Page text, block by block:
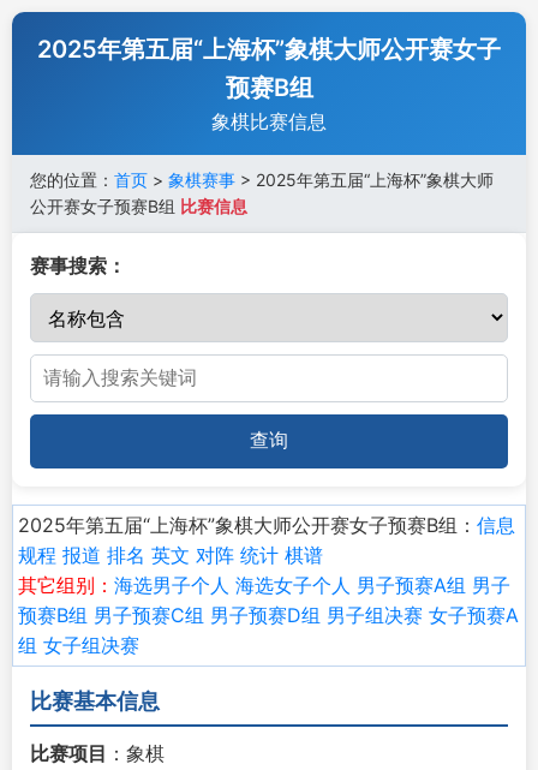
2025年第五届“上海杯”象棋大师公开赛女子
预赛B组
象棋比赛信息
您的位置： 首页 > 象棋赛事 > 2025年第五届“上海杯”象棋大师
公开赛女子预赛B组 比赛信息
赛事搜索：
查询
2025年第五届“上海杯”象棋大师公开赛女子预赛B组： 信息
规程 报道 排名 英文 对阵 统计 棋谱
其它组别： 海选男子个人 海选女子个人 男子预赛A组 男子
预赛B组 男子预赛C组 男子预赛D组 男子组决赛 女子预赛A
组 女子组决赛
比赛基本信息
比赛项目 ：象棋